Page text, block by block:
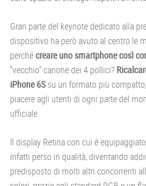
Gran parte del keynote dedicato alla
dispositivo ha però avuto al centro le
perché creare uno smartphone così
“vecchio” canone dei 4 pollici?
iPhone 6Ssu un formato più
piacere agli utenti di ogni parte del
ufficiale.
Il display Retina con cui è
infatti perso in qualità, diventando
predisposto di molti altri concorrenti